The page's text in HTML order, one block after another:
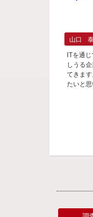
山口 泰
ITを通
しうる
てきま
たいと